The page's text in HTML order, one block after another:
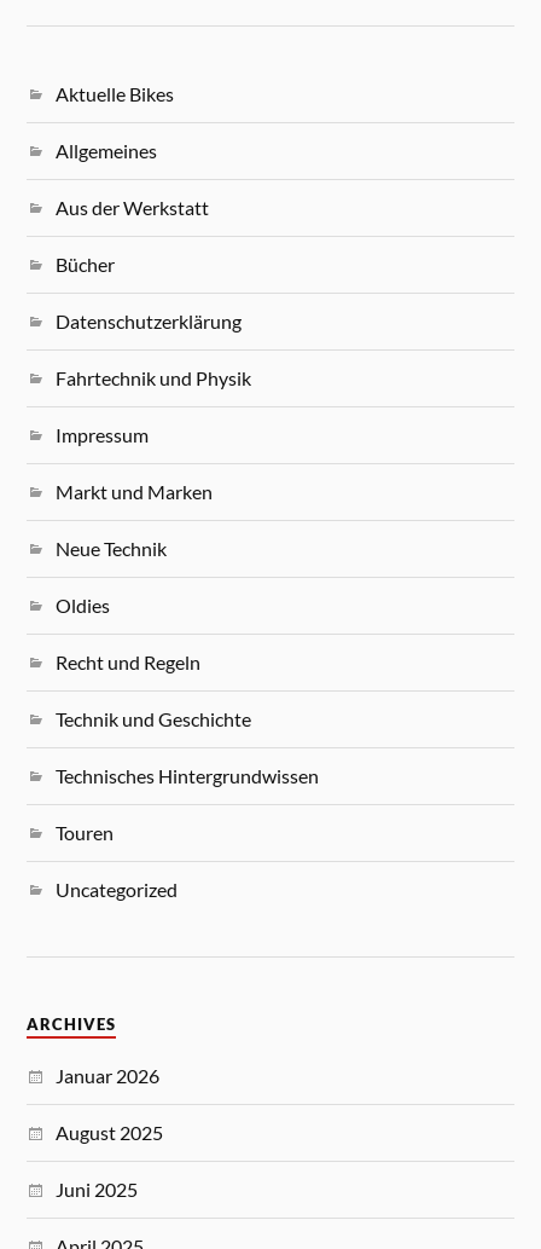
Aktuelle Bikes
Allgemeines
Aus der Werkstatt
Bücher
Datenschutzerklärung
Fahrtechnik und Physik
Impressum
Markt und Marken
Neue Technik
Oldies
Recht und Regeln
Technik und Geschichte
Technisches Hintergrundwissen
Touren
Uncategorized
ARCHIVES
Januar 2026
August 2025
Juni 2025